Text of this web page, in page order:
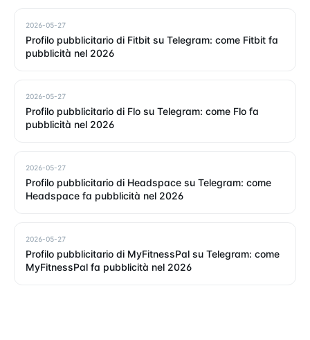
2026-05-27
Profilo pubblicitario di Fitbit su Telegram: come Fitbit fa
pubblicità nel 2026
2026-05-27
Profilo pubblicitario di Flo su Telegram: come Flo fa
pubblicità nel 2026
2026-05-27
Profilo pubblicitario di Headspace su Telegram: come
Headspace fa pubblicità nel 2026
2026-05-27
Profilo pubblicitario di MyFitnessPal su Telegram: come
MyFitnessPal fa pubblicità nel 2026